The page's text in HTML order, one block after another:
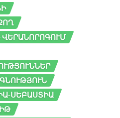
ՍԵԲԱՍՏԻԱ